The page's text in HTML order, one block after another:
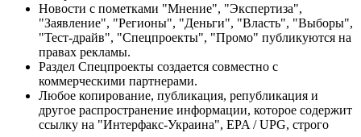
Новости с пометками "Мнение", "Экспертиза",
"Заявление", "Регионы", "Деньги", "Власть", "Выборы",
"Тест-драйв", "Спецпроекты", "Промо" публикуются на
правах рекламы.
Раздел Спецпроекты создается совместно с
коммерческими партнерами.
Любое копирование, публикация, републикация и
другое распространение информации, которое содержит
ссылку на "Интерфакс-Украина", EPA / UPG, строго